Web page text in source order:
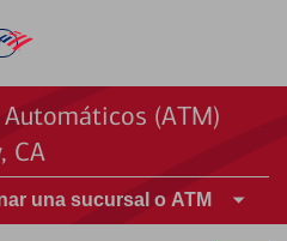
(ATM)
CA
una sucursal o ATM